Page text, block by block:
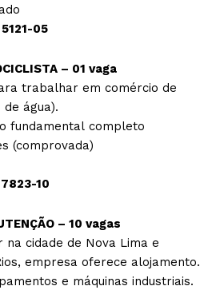
5121-05
– 01 vaga
trabalhar em comércio de
água).
fundamental completo
(comprovada)
7823-10
– 10 vagas
cidade de Nova Lima e
empresa oferece alojamento.
e máquinas industriais.